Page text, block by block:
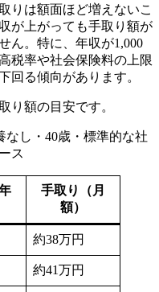
りは額面ほど増えないこ
が上がっても手取り額が
ん。特に、年収が1,000
税率や社会保険料の上限
回る傾向があります。
り額の目安です。
し・40歳・標準的な社
ス
手取り（月
額）
約38万円
約41万円